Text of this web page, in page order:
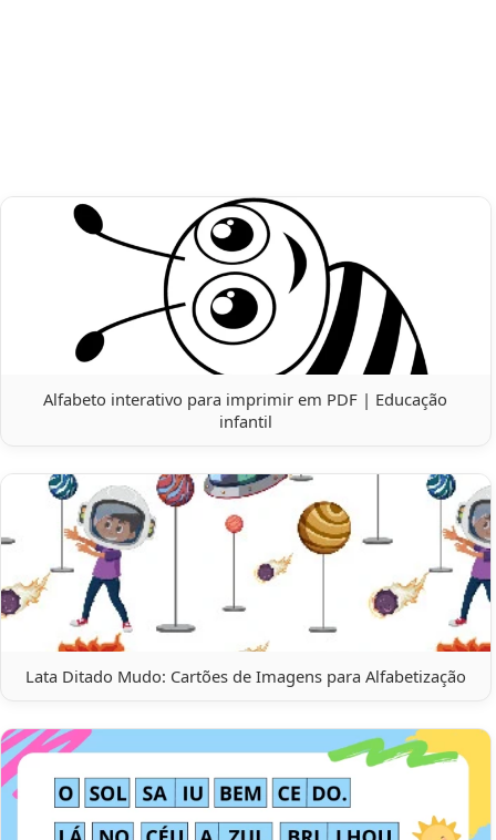
Alfabeto interativo para imprimir em PDF | Educação
infantil
Lata Ditado Mudo: Cartões de Imagens para Alfabetização